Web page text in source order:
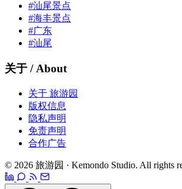
#汕尾景点
#海丰景点
#广东
#汕尾
关于 / About
关于 旅游园
版权信息
隐私声明
免责声明
合作广告
© 2026 旅游园 · Kemondo Studio. All rights